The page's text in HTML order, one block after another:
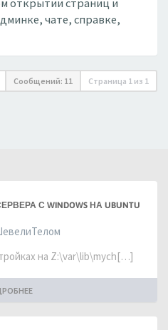
чате, справке,
Сообщений: 11 Страница 1 из 1
С WINDOWS НА UBUNTU
на Z:\var\lib\mych[…]